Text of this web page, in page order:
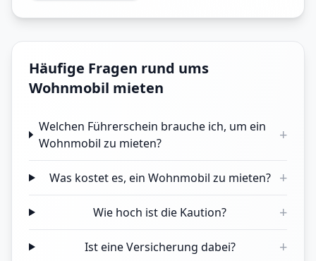
Häufige Fragen rund ums
Wohnmobil mieten
Welchen Führerschein brauche ich, um ein
Wohnmobil zu mieten?
+
Was kostet es, ein Wohnmobil zu mieten? +
Wie hoch ist die Kaution? +
Ist eine Versicherung dabei? +